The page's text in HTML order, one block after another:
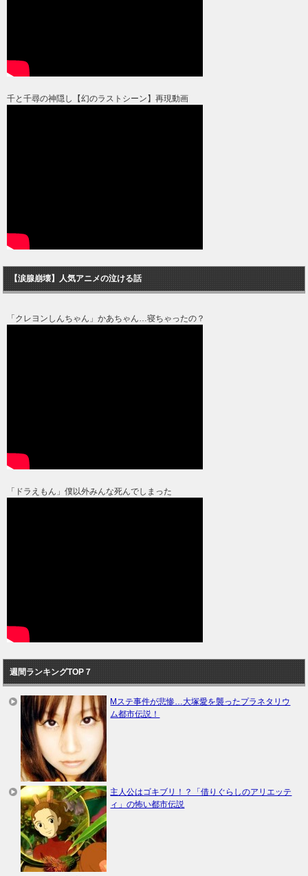
千と千尋の神隠し【幻のラストシーン】再現動画
【涙腺崩壊】人気アニメの泣ける話
「クレヨンしんちゃん」かあちゃん…寝ちゃったの？
「ドラえもん」僕以外みんな死んでしまった
週間ランキングTOP７
Mステ事件が悲惨…大塚愛を襲ったプラネタリウ
ム都市伝説！
主人公はゴキブリ！？「借りぐらしのアリエッテ
ィ」の怖い都市伝説